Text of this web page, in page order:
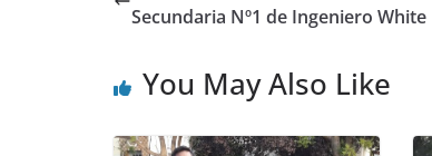
Secundaria Nº1 de Ingeniero White
You May Also Like